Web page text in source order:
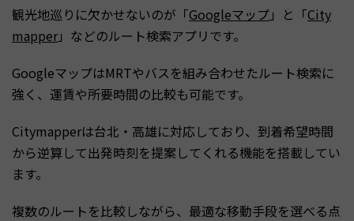
観光地巡りに欠かせないのが「Googleマップ」と「City
mapper」などのルート検索アプリです。
GoogleマップはMRTやバスを組み合わせたルート検索に
強く、運賃や所要時間の比較も可能です。
Citymapperは台北・高雄に対応しており、到着希望時間
から逆算して出発時刻を提案してくれる機能を搭載してい
ます。
複数のルートを比較しながら、最適な移動手段を選べる点